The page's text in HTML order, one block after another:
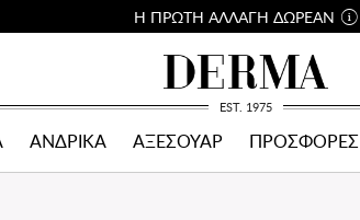
Η ΠΡΩΤΗ ΑΛΛΑΓΗ ΔΩΡΕΑΝ
EST. 1975
ΑΝΔΡΙΚΑ ΑΞΕΣΟΥΑΡ ΠΡΟΣΦΟΡΕΣ